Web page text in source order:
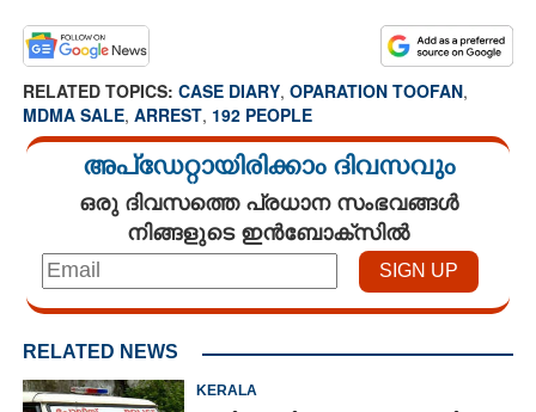
RELATED TOPICS: CASE DIARY, OPARATION TOOFAN,
MDMA SALE, ARREST, 192 PEOPLE
അപ്ഡേറ്റായിരിക്കാം ദിവസവും
ഒരു ദിവസത്തെ പ്രധാന സംഭവങ്ങൾ
നിങ്ങളുടെ ഇൻബോക്സിൽ
RELATED NEWS
KERALA